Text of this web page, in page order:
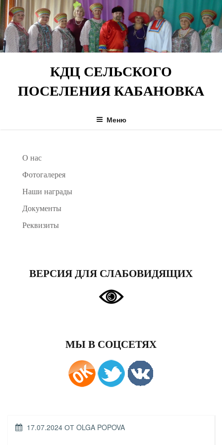
Перейти
к
содержимому
КДЦ СЕЛЬСКОГО
ПОСЕЛЕНИЯ КАБАНОВКА
Меню
О нас
Фотогалерея
Наши награды
Документы
Реквизиты
ВЕРСИЯ ДЛЯ СЛАБОВИДЯЩИХ
МЫ В СОЦСЕТЯХ
ОПУБЛИКОВАНО
17.07.2024 ОТ OLGA POPOVA